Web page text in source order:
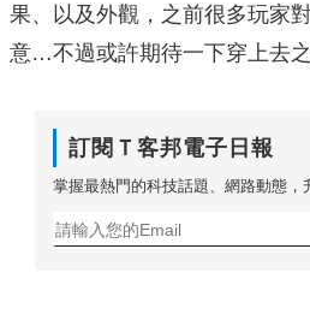
果、以及外觀，之前很多玩家
意…不過或許期待一下穿上去
訂閱Ｔ客邦電子日報
掌握最熱門的科技話題、網路動態，